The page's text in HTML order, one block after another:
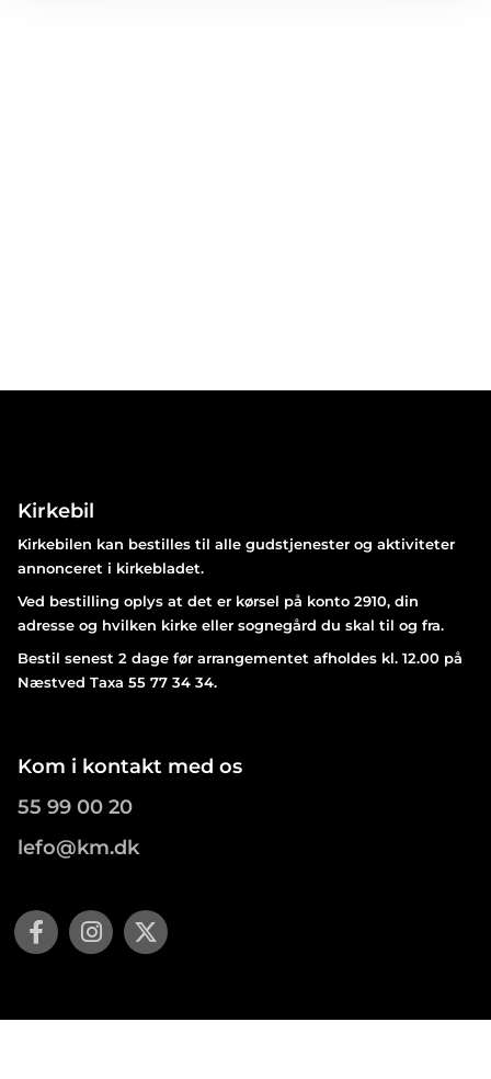
Kirkebil
Kirkebilen kan bestilles til alle gudstjenester og aktiviteter
annonceret i kirkebladet.
Ved bestilling oplys at det er kørsel på konto 2910, din
adresse og hvilken kirke eller sognegård du skal til og fra.
Bestil senest 2 dage før arrangementet afholdes kl. 12.00 på
Næstved Taxa 55 77 34 34.
Kom i kontakt med os
55 99 00 20
lefo@km.dk